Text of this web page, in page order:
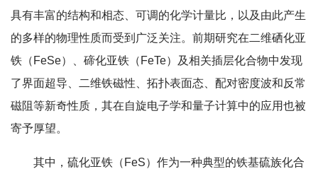
具有丰富的结构和相态、可调的化学计量比，以及由此产生
的多样的物理性质而受到广泛关注。前期研究在二维硒化亚
铁（FeSe）、碲化亚铁（FeTe）及相关插层化合物中发现
了界面超导、二维铁磁性、拓扑表面态、配对密度波和反常
磁阻等新奇性质，其在自旋电子学和量子计算中的应用也被
寄予厚望。
其中，硫化亚铁（FeS）作为一种典型的铁基硫族化合